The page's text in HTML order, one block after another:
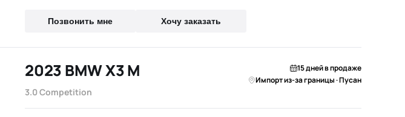
Позвонить мне Хочу заказать
2023 BMW X3 M
3.0 Competition
15 дней в продаже
Импорт из-за границы · Пусан